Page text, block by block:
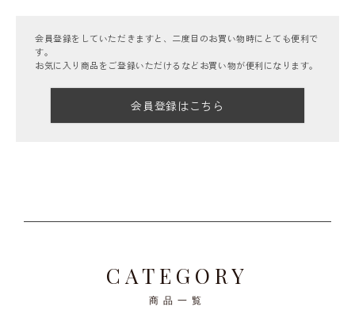
会員登録をしていただきますと、二度目のお買い物時にとても便利で
す。
お気に入り商品をご登録いただけるなどお買い物が便利になります。
会員登録はこちら
CATEGORY
商品一覧